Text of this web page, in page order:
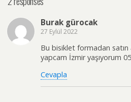
Burak gürocak
27 Eylül 2022
Bu bisiklet formadan satın
yapcam İzmir yaşıyorum
Cevapla